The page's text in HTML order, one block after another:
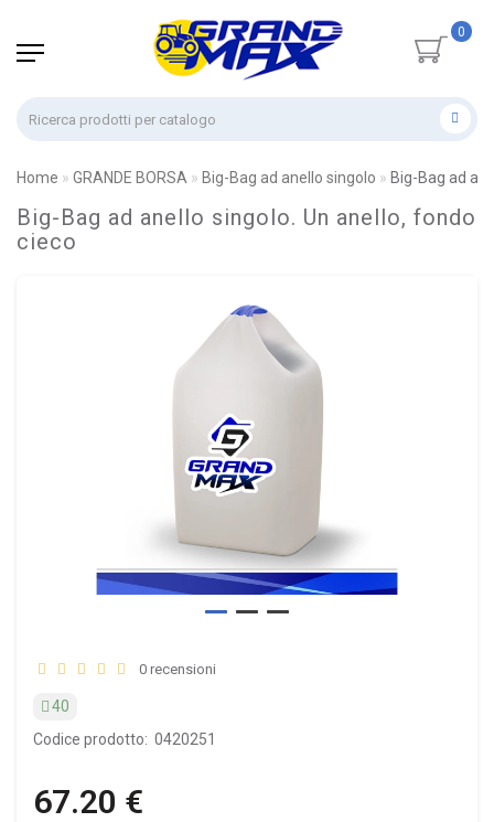
0
Home GRANDE BORSA Big-Bag ad anello singolo Big-Bag ad
Big-Bag ad anello singolo. Un anello, fondo
cieco
0 recensioni
40
Codice prodotto: 0420251
67.20 €